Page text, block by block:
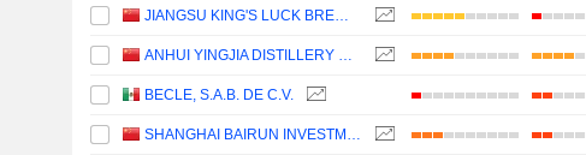
JIANGSU KING'S LUCK BREWERY JOINT-STOCK CO.,LTD.
ANHUI YINGJIA DISTILLERY CO., LTD.
BECLE, S.A.B. DE C.V.
SHANGHAI BAIRUN INVESTMENT HOLDING GROUP CO., LTD.